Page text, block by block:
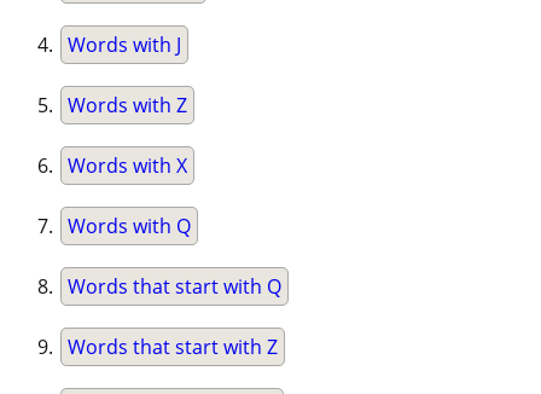
Words with J
Words with Z
Words with X
Words with Q
Words that start with Q
Words that start with Z